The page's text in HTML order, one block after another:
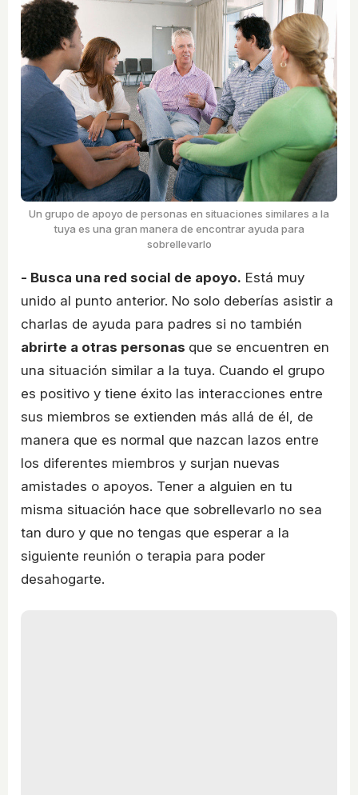
Un grupo de apoyo de personas en situaciones similares a la
tuya es una gran manera de encontrar ayuda para
sobrellevarlo
- Busca una red social de apoyo. Está muy
unido al punto anterior. No solo deberías asistir a
charlas de ayuda para padres si no también
abrirte a otras personas que se encuentren en
una situación similar a la tuya. Cuando el grupo
es positivo y tiene éxito las interacciones entre
sus miembros se extienden más allá de él, de
manera que es normal que nazcan lazos entre
los diferentes miembros y surjan nuevas
amistades o apoyos. Tener a alguien en tu
misma situación hace que sobrellevarlo no sea
tan duro y que no tengas que esperar a la
siguiente reunión o terapia para poder
desahogarte.